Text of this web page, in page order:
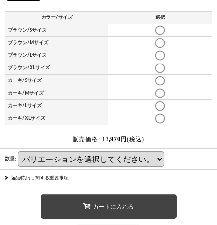
カラー/サイズ 選択
ブラウン/Sサイズ
ブラウン/Mサイズ
ブラウン/Lサイズ
ブラウン/XLサイズ
カーキ/Sサイズ
カーキ/Mサイズ
カーキ/Lサイズ
カーキ/XLサイズ
販売価格 : 13,970 円(税込)
数量:
返品特約に関する重要事項
カートに入れる